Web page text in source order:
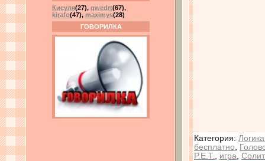
Кисуля(27), qwedrt(67),
kirafo(47), maximys(28)
ГОВОРИЛКА
Категория:
бесплатно
P.E.T.
игра